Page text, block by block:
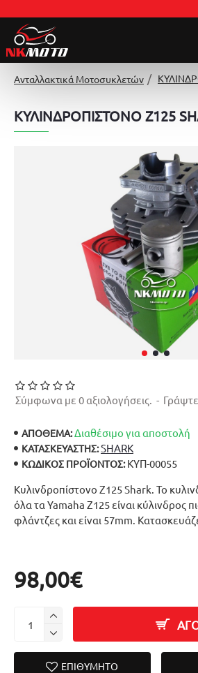
Ανταλλακτικά Μοτοσυκλετών
ΚΥΛΙΝΔΡΟΠΙΣΤΟΝΟ Z125
Κυλινδροπίστονο Z125 Shark. Το
όλα τα Yamaha Z125 είναι κύλινδρος
φλάντζες και είναι 57mm.
ΑΠΟΘΕΜΑ:Διαθέσιμο για αποστολή
ΚΑΤΑΣΚΕΥΑΣΤΉΣ:SHARK
ΚΩΔΙΚΌΣ ΠΡΟΪΌΝΤΟΣ: ΚΥΠ-00055
Σύμφωνα με 0 αξιολογήσεις. -
98,00€
ΕΠΙΘΥΜΗΤΌ